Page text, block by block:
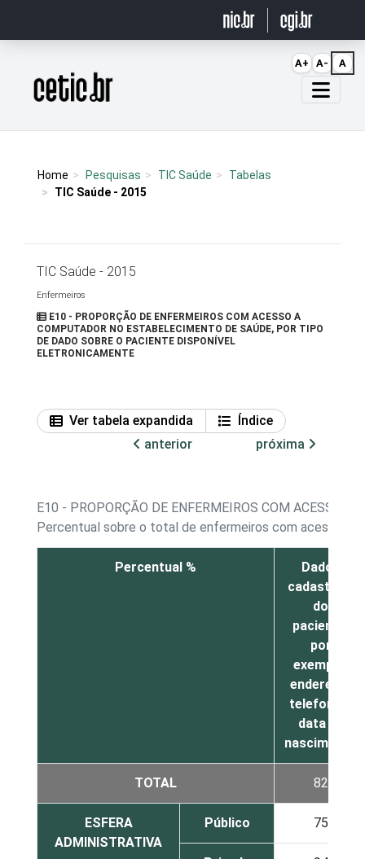
Página inicial
Home Pesquisas TIC Saúde
Tabelas
TIC Saúde - 2015
TIC Saúde - 2015
Enfermeiros
E10 - PROPORÇÃO DE ENFERMEIROS COM ACESSO A
COMPUTADOR NO ESTABELECIMENTO DE SAÚDE, POR TIPO
DE DADO SOBRE O PACIENTE DISPONÍVEL
ELETRONICAMENTE
Ver tabela expandida
Índice
anterior
próxima
E10 - PROPORÇÃO DE ENFERMEIROS COM ACESSO
Percentual sobre o total de enfermeiros com acesso a
Percentual %
Dados
cadastrais
do
paciente,
por
exemplo,
endereço,
telefone e
data de
nascimento
TOTAL 82
ESFERA
ADMINISTRATIVA
Público 75
A+ A- A